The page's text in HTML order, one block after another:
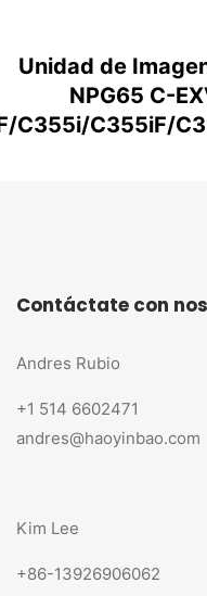
C355i/C355iF/
Unidad de
NPG65 C-
Contáctate con
Andres Rubio
+1 514 6602471
andres@haoyinbao.com
Kim Lee
+86-13926906062